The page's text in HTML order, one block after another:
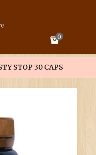
0
STOP 30 CAPS